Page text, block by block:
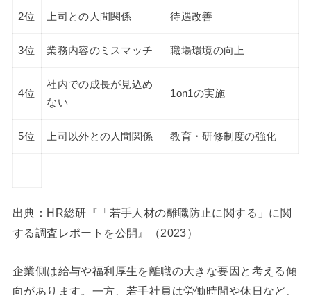
2位 上司との人間関係 待遇改善
3位 業務内容のミスマッチ 職場環境の向上
4位
社内での成長が見込め
ない
1on1の実施
5位 上司以外との人間関係 教育・研修制度の強化
出典：HR総研『「若手人材の離職防止に関する」に関
する調査レポートを公開』（2023）
企業側は給与や福利厚生を離職の大きな要因と考える傾
向があります。一方、若手社員は労働時間や休日など、